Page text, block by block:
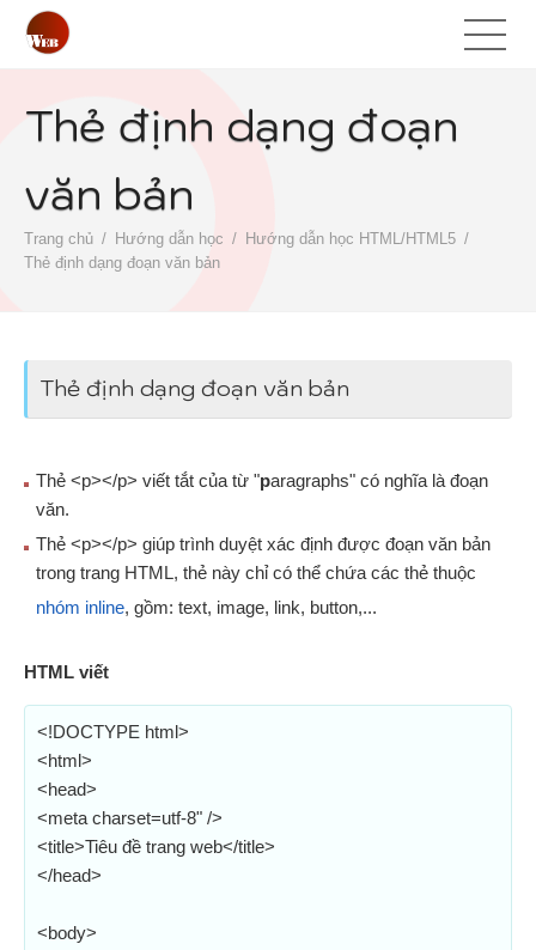
Thẻ định dạng đoạn
văn bản
Trang chủ Hướng dẫn học
Hướng dẫn học HTML/HTML5
Thẻ định dạng đoạn văn bản
Thẻ định dạng đoạn văn bản
Thẻ <p></p> viết tắt của từ "paragraphs" có nghĩa là đoạn
văn.
Thẻ <p></p> giúp trình duyệt xác định được đoạn văn bản
trong trang HTML, thẻ này chỉ có thể chứa các thẻ thuộc
nhóm inline, gồm: text, image, link, button,...
HTML viết
<!DOCTYPE html>
<html>
<head>
<meta charset=utf-8" />
<title>Tiêu đề trang web</title>
</head>
<body>